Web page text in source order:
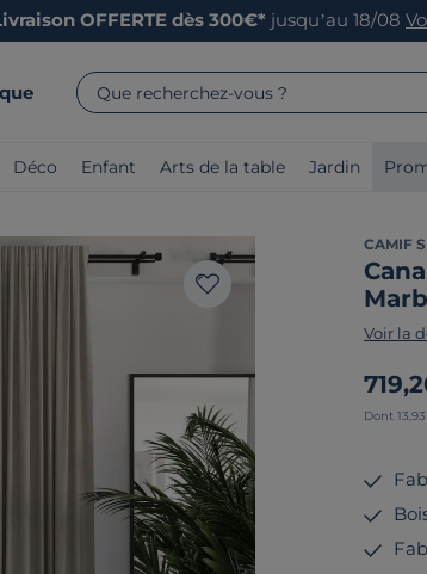
OFFERTE dès 300€* jusqu’au 18/08
Que recherchez-vous ?
Déco Enfant Arts de la table Jardin
CAMIF
Voir la
Dont